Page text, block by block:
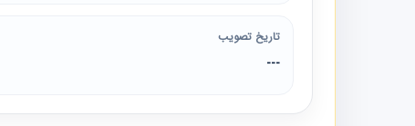
تاریخ تصویب
---